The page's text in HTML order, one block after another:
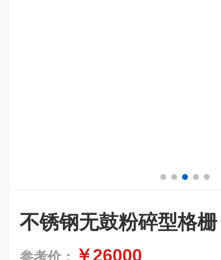
不锈钢无鼓粉碎型格栅
参考价： ￥26000